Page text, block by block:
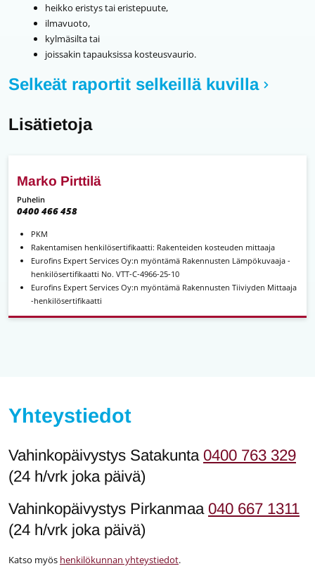
heikko eristys tai eristepuute,
ilmavuoto,
kylmäsilta tai
joissakin tapauksissa kosteusvaurio.
Selkeät raportit selkeillä kuvilla
Lisätietoja
Marko Pirttilä
Puhelin
0400 466 458
PKM
Rakentamisen henkilösertifikaatti: Rakenteiden kosteuden mittaaja
Eurofins Expert Services Oy:n myöntämä Rakennusten Lämpökuvaaja -
henkilösertifikaatti No. VTT-C-4966-25-10
Eurofins Expert Services Oy:n myöntämä Rakennusten Tiiviyden Mittaaja
-henkilösertifikaatti
Yhteystiedot
Vahinkopäivystys Satakunta 0400 763 329
(24 h/vrk joka päivä)
Vahinkopäivystys Pirkanmaa 040 667 1311
(24 h/vrk joka päivä)
Katso myös henkilökunnan yhteystiedot.